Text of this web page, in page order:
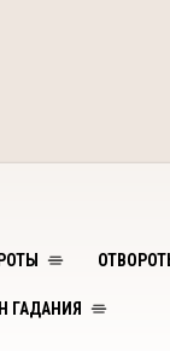
ГАДАНИЯ